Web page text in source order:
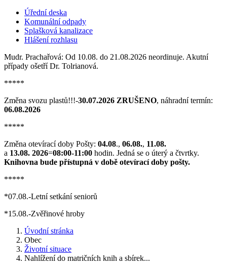
Úřední deska
Komunální odpady
Splašková kanalizace
Hlášení rozhlasu
Mudr. Prachařová: Od 10.08. do 21.08.2026 neordinuje. Akutní
případy ošetří Dr. Tolrianová.
*****
Změna svozu plastů!!!-30.07.2026 ZRUŠENO, náhradní termín:
06.08.2026
*****
Změna otevírací doby Pošty: 04.08., 06.08., 11.08.
a 13.08. 2026=08:00-11:00 hodin. Jedná se o úterý a čtvrtky.
Knihovna bude přístupná v době otevírací doby pošty.
*****
*07.08.-Letní setkání seniorů
*15.08.-Zvěřinové hroby
Úvodní stránka
Obec
Životní situace
Nahlížení do matričních knih a sbírek...